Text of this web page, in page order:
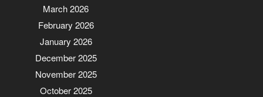
March 2026
February 2026
January 2026
December 2025
November 2025
October 2025